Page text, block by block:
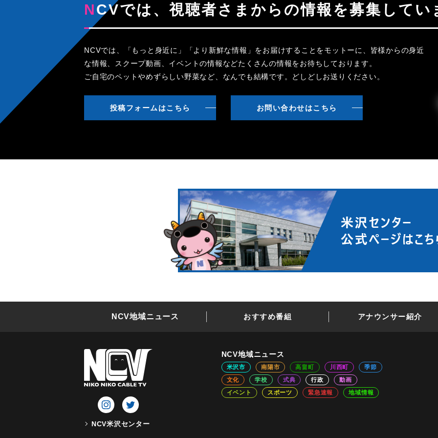
NCVでは、視聴者さまからの情報を募集してい
NCVでは、「もっと身近に」「より新鮮な情報」をお届けすることをモットーに、皆様からの身近
な情報、スクープ動画、イベントの情報などたくさんの情報をお待ちしております。
ご自宅のペットやめずらしい野菜など、なんでも結構です。どしどしお送りください。
投稿フォームはこちら お問い合わせはこちら
NCV地域ニュース おすすめ番組 アナウンサー紹介
NCV米沢センター
NCV地域ニュース
米沢市 南陽市 高畠町 川西町
季節
文化
学校 式典 行政
動画
イベント
スポーツ 緊急速報 地域情報